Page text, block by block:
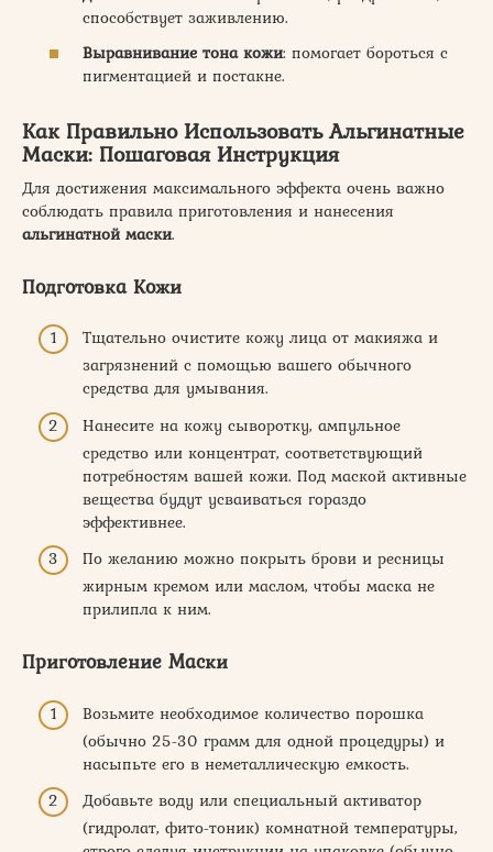
способствует заживлению.
Выравнивание тона кожи: помогает бороться с
пигментацией и постакне.
Как Правильно Использовать Альгинатные
Маски: Пошаговая Инструкция
Для достижения максимального эффекта очень важно
соблюдать правила приготовления и нанесения
альгинатной маски.
Подготовка Кожи
Тщательно очистите кожу лица от макияжа и
загрязнений с помощью вашего обычного
средства для умывания.
Нанесите на кожу сыворотку, ампульное
средство или концентрат, соответствующий
потребностям вашей кожи. Под маской активные
вещества будут усваиваться гораздо
эффективнее.
По желанию можно покрыть брови и ресницы
жирным кремом или маслом, чтобы маска не
прилипла к ним.
Приготовление Маски
Возьмите необходимое количество порошка
(обычно 25-30 грамм для одной процедуры) и
насыпьте его в неметаллическую емкость.
Добавьте воду или специальный активатор
(гидролат, фито-тоник) комнатной температуры,